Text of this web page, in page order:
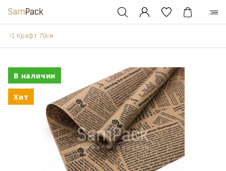
Крафт 70см
В наличии
Хит